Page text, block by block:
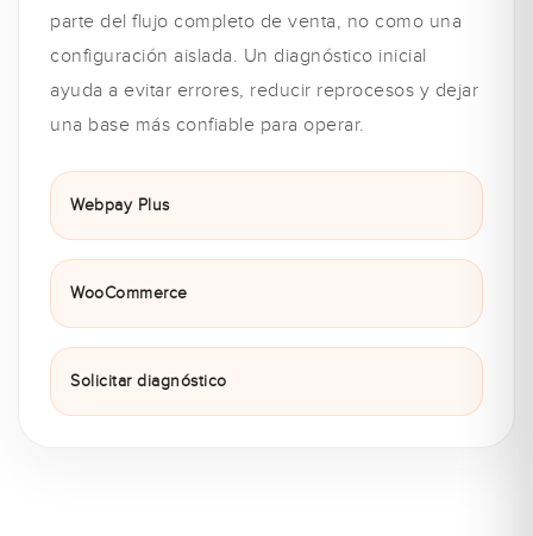
parte del flujo completo de venta, no como una
configuración aislada. Un diagnóstico inicial
ayuda a evitar errores, reducir reprocesos y dejar
una base más confiable para operar.
Webpay Plus
WooCommerce
Solicitar diagnóstico